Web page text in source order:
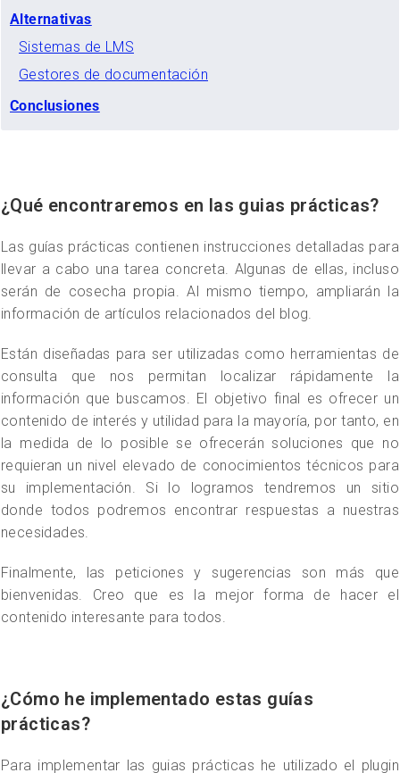
Alternativas
Sistemas de LMS
Gestores de documentación
Conclusiones
¿Qué encontraremos en las guias prácticas?
Las guías prácticas contienen instrucciones detalladas para
llevar a cabo una tarea concreta. Algunas de ellas, incluso
serán de cosecha propia. Al mismo tiempo, ampliarán la
información de artículos relacionados del blog.
Están diseñadas para ser utilizadas como herramientas de
consulta que nos permitan localizar rápidamente la
información que buscamos. El objetivo final es ofrecer un
contenido de interés y utilidad para la mayoría, por tanto, en
la medida de lo posible se ofrecerán soluciones que no
requieran un nivel elevado de conocimientos técnicos para
su implementación. Si lo logramos tendremos un sitio
donde todos podremos encontrar respuestas a nuestras
necesidades.
Finalmente, las peticiones y sugerencias son más que
bienvenidas. Creo que es la mejor forma de hacer el
contenido interesante para todos.
¿Cómo he implementado estas guías
prácticas?
Para implementar las guias prácticas he utilizado el plugin